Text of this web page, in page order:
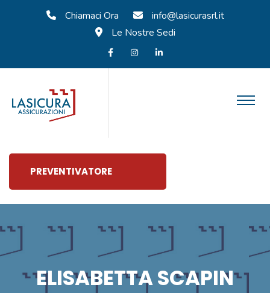
Chiamaci Ora
info@lasicurasrl.it
Le Nostre Sedi
PREVENTIVATORE
ELISABETTA SCAPIN